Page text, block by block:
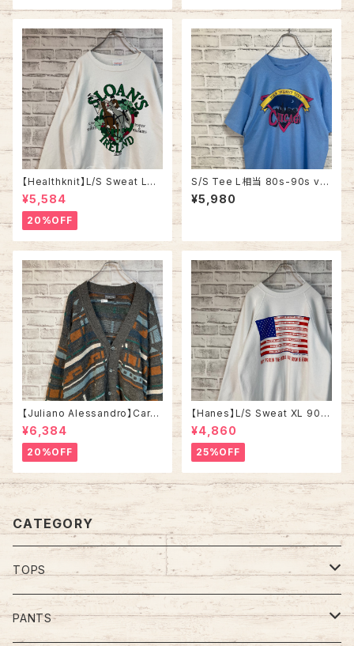
ーチ シングルステッチ アメリカ
USA 古着
【Healthknit】L/S Sweat L相
当 80s Made in USA アイル
ランド スーベニア ホース 馬 ス
ウェット トレーナー USA製 アメ
リカ USA 古着
¥5,584
20%OFF
S/S Tee L相当 80s-90s vin
tage “CHICAGO” スーベニア
Tシャツ シティビュー 街並み シ
¥5,980
【Juliano Alessandro】Cardi
gan L Made in ITALY “EUR
O LINE” カーディガン 総柄 ウ
ール混合 イタリア製 ユーロライ
ン ヨーロッパ 古着
¥6,384
20%OFF
【Hanes】L/S Sweat XL 90s
ヘインズ スウェット トレーナー
星条旗 企業モノ vintage ヴィ
ンテージ アメリカ USA 古着
¥4,860
25%OFF
CATEGORY
TOPS
Tee
PANTS